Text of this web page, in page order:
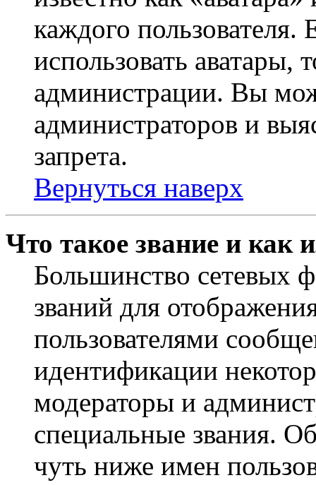
каждого
использовать аватары,
администрации. Вы
администраторов и
запрета.
Вернуться наверх
Что такое звание и как
Большинство сетевых
званий для
пользователями
идентификации
модераторы и
специальные звания.
чуть ниже имен